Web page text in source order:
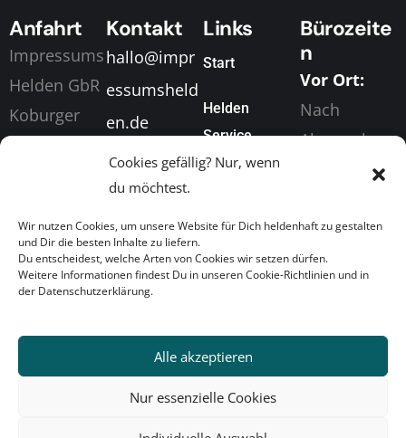
Cookies gefällig? Nur, wenn
du möchtest.
Wir nutzen Cookies, um unsere Website für Dich heldenhaft zu gestalten
und Dir die besten Inhalte zu liefern.
Du entscheidest, welche Arten von Cookies wir setzen dürfen.
Weitere Informationen findest Du in unseren Cookie-Richtlinien und in
der Datenschutzerklärung.
Alle akzeptieren
Nur essenzielle Cookies
Anfahrt
Impressums
Helden GbR
Koburger
Kontakt
hallo@impr
essumsheld
en.de
+49 (0) 155
63049873
Links
Start
Helden
Service
News
Heldenkonta
Bürozeite
n
Vor Ort:
Nach
Absprache
:
Mo. bis Fr.